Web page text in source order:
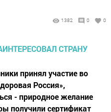
1382 0 0
принял участие во
Россия»,
- природное желание
получили сертификат